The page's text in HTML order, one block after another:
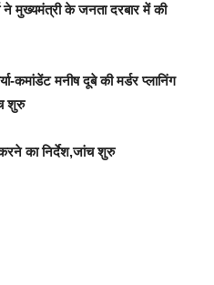
ने मुख्यमंत्री के जनता दरबार में की
कमांडेंट मनीष दूबे की मर्डर प्लानिंग
शुरु
का निर्देश,जांच शुरु